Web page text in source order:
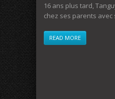
16 ans plus tard,
chez ses parents
READ MORE